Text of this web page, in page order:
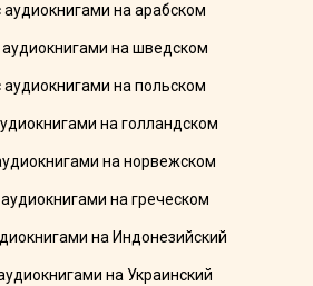
аудиокнигами на арабском
аудиокнигами на шведском
аудиокнигами на польском
на голландском
на норвежском
аудиокнигами на греческом
на Индонезийский
на Украинский